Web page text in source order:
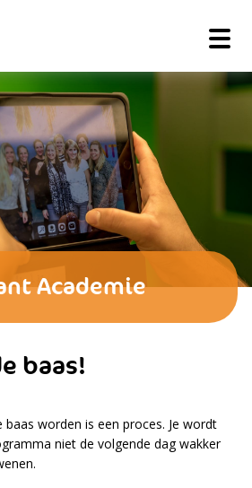
Academie
baas!
baas worden is een proces. Je wordt
niet de volgende dag wakker